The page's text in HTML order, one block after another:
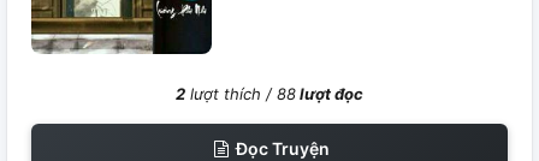
2 lượt thích /88lượt đọc
Đọc Truyện